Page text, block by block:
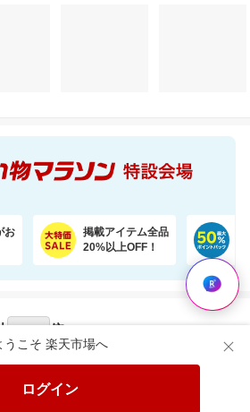
うこそ 楽天市場へ
ログイン
お
掲載アイテム全品
20%以上OFF！
倍